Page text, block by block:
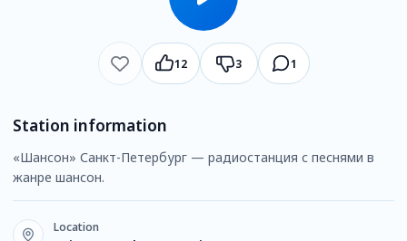
12 3 1
Station information
«Шансон» Санкт-Петербург — радиостанция с песнями в
жанре шансон.
Location